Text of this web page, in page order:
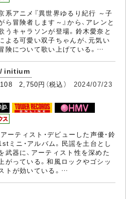
系アニメ『異世界ゆるり紀行 ～子
ら冒険者します～』から、アレンと
うキャラソンが登場。鈴木愛奈と
よる可愛い双子ちゃんが、元気い
険について歌い上げている。…
/ initium
2,750円（税込） 2024/07/23
ーティスト・デビューした声優・鈴
ミニ・アルバム。民謡を土台とし
武器に、アーティスト性を深めた
がっている。和風ロックやゴシッ
トが効いている。…